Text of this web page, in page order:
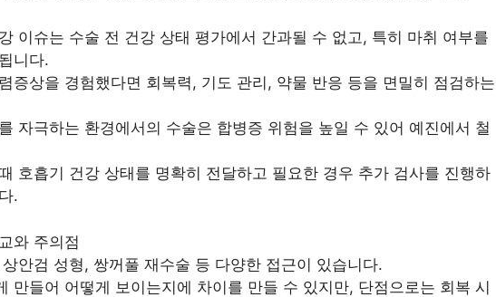
이슈는 수술 전 건강 상태 평가에서 간과될 수 없고, 특히 마취 여부를
니다.
증상을 경험했다면 회복력, 기도 관리, 약물 반응 등을 면밀히 점검하는
자극하는 환경에서의 수술은 합병증 위험을 높일 수 있어 예진에서 철
호흡기 건강 상태를 명확히 전달하고 필요한 경우 추가 검사를 진행하
.
와 주의점
안검 성형, 쌍꺼풀 재수술 등 다양한 접근이 있습니다.
만들어 어떻게 보이는지에 차이를 만들 수 있지만, 단점으로는 회복 시